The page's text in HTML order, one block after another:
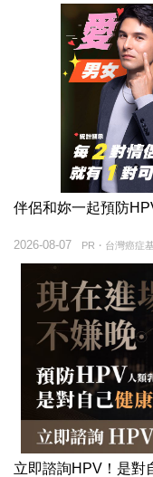
伴侶和妳一起預防
PR・台灣癌症
2026-08-07
立即諮詢HPV！是對